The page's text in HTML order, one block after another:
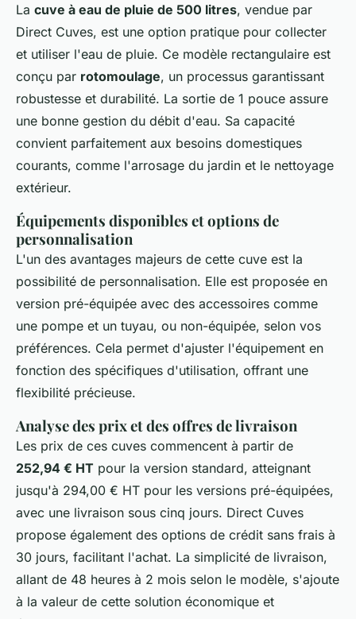
La cuve à eau de pluie de 500 litres, vendue par
Direct Cuves, est une option pratique pour collecter
et utiliser l'eau de pluie. Ce modèle rectangulaire est
conçu par rotomoulage, un processus garantissant
robustesse et durabilité. La sortie de 1 pouce assure
une bonne gestion du débit d'eau. Sa capacité
convient parfaitement aux besoins domestiques
courants, comme l'arrosage du jardin et le nettoyage
extérieur.
Équipements disponibles et options de
personnalisation
L'un des avantages majeurs de cette cuve est la
possibilité de personnalisation. Elle est proposée en
version pré-équipée avec des accessoires comme
une pompe et un tuyau, ou non-équipée, selon vos
préférences. Cela permet d'ajuster l'équipement en
fonction des spécifiques d'utilisation, offrant une
flexibilité précieuse.
Analyse des prix et des offres de livraison
Les prix de ces cuves commencent à partir de
252,94 € HT pour la version standard, atteignant
jusqu'à 294,00 € HT pour les versions pré-équipées,
avec une livraison sous cinq jours. Direct Cuves
propose également des options de crédit sans frais à
30 jours, facilitant l'achat. La simplicité de livraison,
allant de 48 heures à 2 mois selon le modèle, s'ajoute
à la valeur de cette solution économique et